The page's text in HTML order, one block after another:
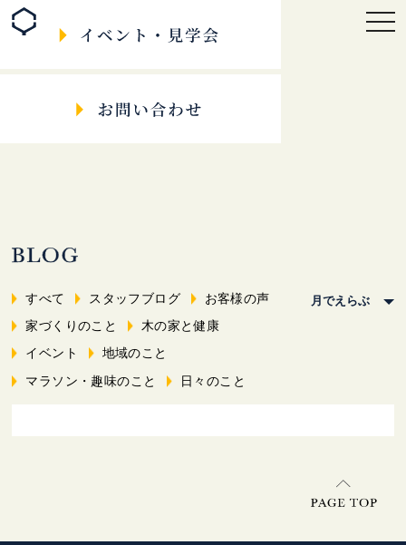
すべて スタッフブログ
お客様の声
家づくりのこと
木の家と健康
イベント
地域のこと
マラソン・趣味のこと
日々のこと